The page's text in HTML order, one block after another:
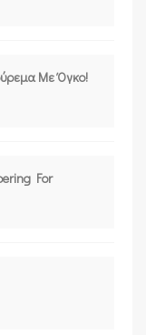
Με Όγκο!
For